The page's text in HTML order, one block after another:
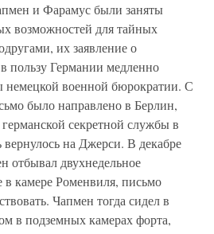
и Фарамус были заняты
возможностей для тайных
их заявление о
пользу Германии медленно
немецкой военной бюрократии. С
было направлено в Берлин,
секретной службы в
на Джерси. В декабре
отбывал двухнедельное
в камере Роменвиля, письмо
Чапмен тогда сидел в
в подземных камерах форта,